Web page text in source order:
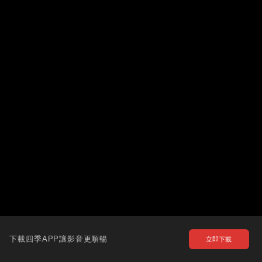
下載四季APP讓影音更順暢 立即下載